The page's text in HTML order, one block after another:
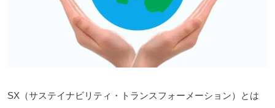
SX（サステイナビリティ・トランスフォーメーション）とは